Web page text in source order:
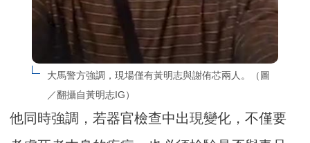
大馬警方強調，現場僅有黃明志與謝侑芯兩人。（圖
／翻攝自黃明志IG）
他同時強調，若器官檢查中出現變化，不僅要